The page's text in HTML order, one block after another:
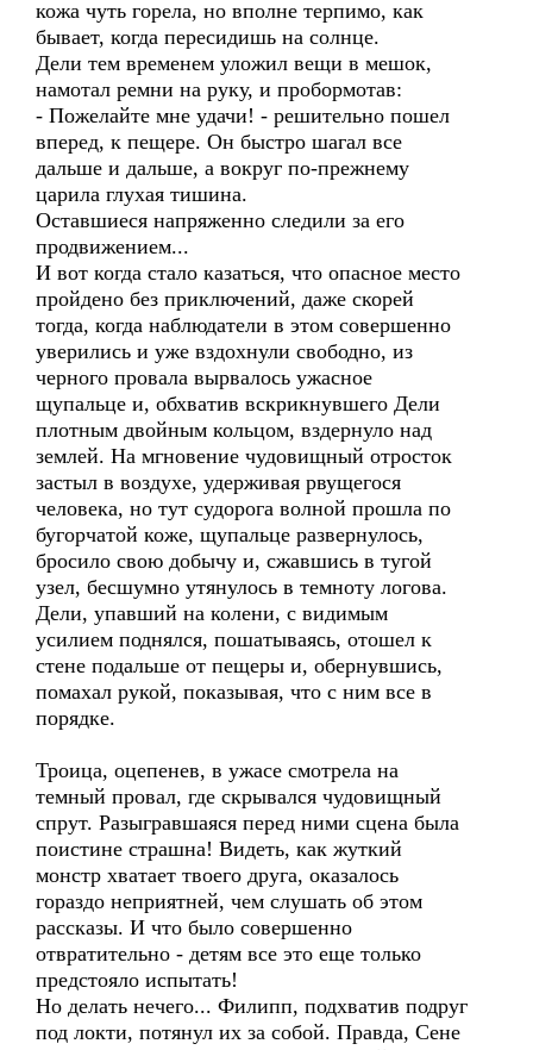
кожа чуть горела, но вполне терпимо, как
бывает, когда пересидишь на солнце.
Дели тем временем уложил вещи в мешок,
намотал ремни на руку, и пробормотав:
- Пожелайте мне удачи! - решительно пошел
вперед, к пещере. Он быстро шагал все
дальше и дальше, а вокруг по-прежнему
царила глухая тишина.
Оставшиеся напряженно следили за его
продвижением...
И вот когда стало казаться, что опасное место
пройдено без приключений, даже скорей
тогда, когда наблюдатели в этом совершенно
уверились и уже вздохнули свободно, из
черного провала вырвалось ужасное
щупальце и, обхватив вскрикнувшего Дели
плотным двойным кольцом, вздернуло над
землей. На мгновение чудовищный отросток
застыл в воздухе, удерживая рвущегося
человека, но тут судорога волной прошла по
бугорчатой коже, щупальце развернулось,
бросило свою добычу и, сжавшись в тугой
узел, бесшумно утянулось в темноту логова.
Дели, упавший на колени, с видимым
усилием поднялся, пошатываясь, отошел к
стене подальше от пещеры и, обернувшись,
помахал рукой, показывая, что с ним все в
порядке.
Троица, оцепенев, в ужасе смотрела на
темный провал, где скрывался чудовищный
спрут. Разыгравшаяся перед ними сцена была
поистине страшна! Видеть, как жуткий
монстр хватает твоего друга, оказалось
гораздо неприятней, чем слушать об этом
рассказы. И что было совершенно
отвратительно - детям все это еще только
предстояло испытать!
Но делать нечего... Филипп, подхватив подруг
под локти, потянул их за собой. Правда, Сене